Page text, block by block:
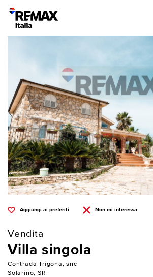
Aggiungi ai preferiti Non mi interessa
Vendita
Villa singola
Contrada Trigona, snc
Solarino, SR